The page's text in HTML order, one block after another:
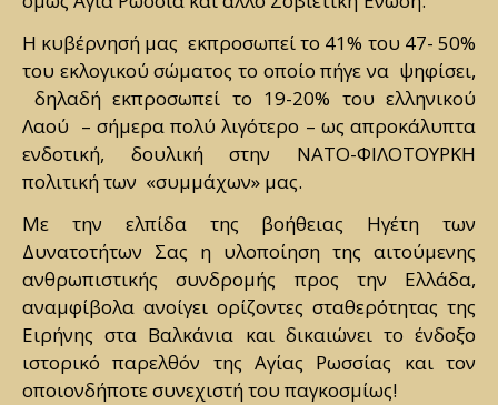
Η κυβέρνησή μας εκπροσωπεί το 41% του 47- 50%
του εκλογικού σώματος το οποίο πήγε να ψηφίσει,
δηλαδή εκπροσωπεί το 19-20% του ελληνικού
Λαού – σήμερα πολύ λιγότερο – ως απροκάλυπτα
ενδοτική, δουλική στην ΝΑΤΟ-ΦΙΛΟΤΟΥΡΚΗ
πολιτική των «συμμάχων» μας.
Με την ελπίδα της βοήθειας Ηγέτη των
Δυνατοτήτων Σας η υλοποίηση της αιτούμενης
ανθρωπιστικής συνδρομής προς την Ελλάδα,
αναμφίβολα ανοίγει ορίζοντες σταθερότητας της
Ειρήνης στα Βαλκάνια και δικαιώνει το ένδοξο
ιστορικό παρελθόν της Αγίας Ρωσσίας και τον
οποιονδήποτε συνεχιστή του παγκοσμίως!